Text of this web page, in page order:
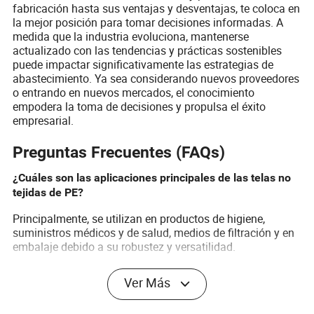
fabricación hasta sus ventajas y desventajas, te coloca en
la mejor posición para tomar decisiones informadas. A
medida que la industria evoluciona, mantenerse
actualizado con las tendencias y prácticas sostenibles
puede impactar significativamente las estrategias de
abastecimiento. Ya sea considerando nuevos proveedores
o entrando en nuevos mercados, el conocimiento
empodera la toma de decisiones y propulsa el éxito
empresarial.
Preguntas Frecuentes (FAQs)
¿Cuáles son las aplicaciones principales de las telas no
tejidas de PE?
Principalmente, se utilizan en productos de higiene,
suministros médicos y de salud, medios de filtración y en
embalaje debido a su robustez y versatilidad.
¿Cómo elijo un proveedor para tela de PE?
Considere factores como la calidad del producto,
Ver Más